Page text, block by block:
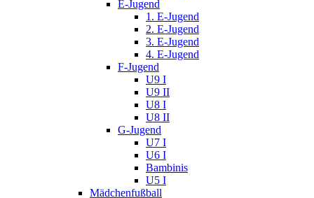
E-Jugend
1. E-Jugend
2. E-Jugend
3. E-Jugend
4. E-Jugend
F-Jugend
U9 I
U9 II
U8 I
U8 II
G-Jugend
U7 I
U6 I
Bambinis
U5 I
Mädchenfußball